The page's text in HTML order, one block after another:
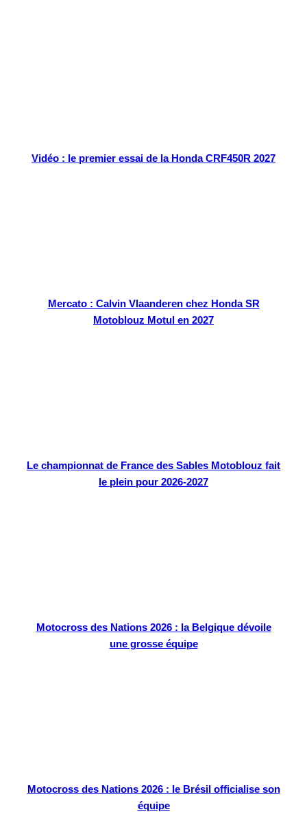
Vidéo : le premier essai de la Honda CRF450R 2027
Mercato : Calvin Vlaanderen chez Honda SR
Motoblouz Motul en 2027
Le championnat de France des Sables Motoblouz fait
le plein pour 2026-2027
Motocross des Nations 2026 : la Belgique dévoile
une grosse équipe
Motocross des Nations 2026 : le Brésil officialise son
équipe